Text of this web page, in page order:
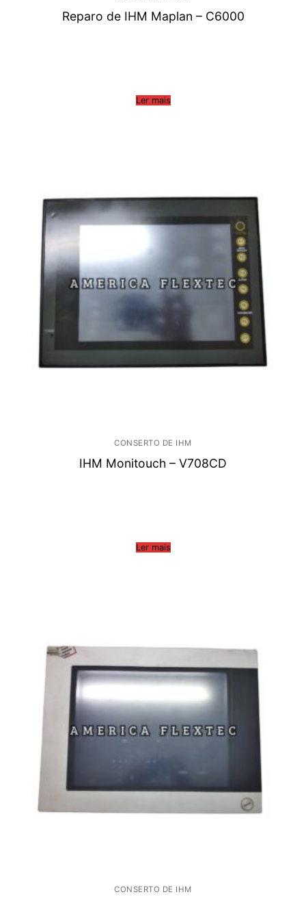
Reparo de IHM Maplan – C6000
Ler mais
CONSERTO DE IHM
IHM Monitouch – V708CD
Ler mais
CONSERTO DE IHM